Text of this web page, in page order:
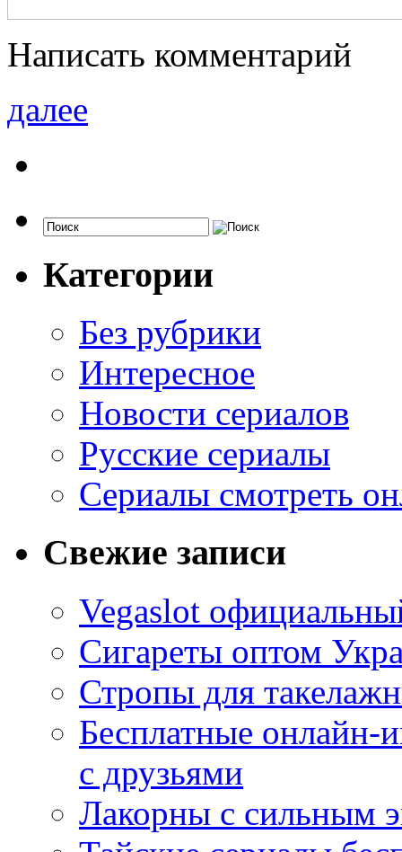
Написать комментарий
далее
Категории
Без рубрики
Интересное
Новости сериалов
Русские сериалы
Сериалы смотреть
Свежие записи
Vegaslot
Сигареты оптом
Стропы для
Бесплатные
с друзьями
Лакорны с сильным